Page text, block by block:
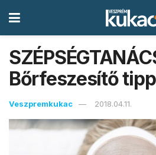
Bőrfeszesítő
Veszpremkukac 2018.04.11.